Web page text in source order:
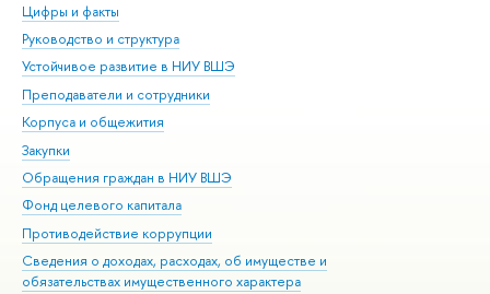
Цифры и факты
Руководство и структура
Устойчивое развитие в НИУ ВШЭ
Преподаватели и сотрудники
Корпуса и общежития
Закупки
Обращения граждан в НИУ ВШЭ
Фонд целевого капитала
Противодействие коррупции
Сведения о доходах, расходах, об имуществе и
обязательствах имущественного характера